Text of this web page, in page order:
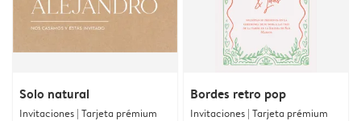
Solo natural
Invitaciones | Tarjeta prémium
Bordes retro pop
Invitaciones | Tarjeta prémium